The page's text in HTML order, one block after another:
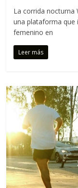
La corrida nocturna
una plataforma que
femenino en
Leer más